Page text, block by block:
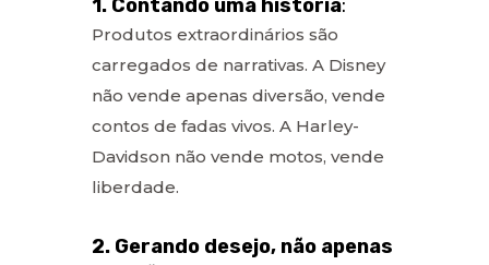
1. Contando uma história:
Produtos extraordinários são
carregados de narrativas. A Disney
não vende apenas diversão, vende
contos de fadas vivos. A Harley-
Davidson não vende motos, vende
liberdade.
2. Gerando desejo, não apenas